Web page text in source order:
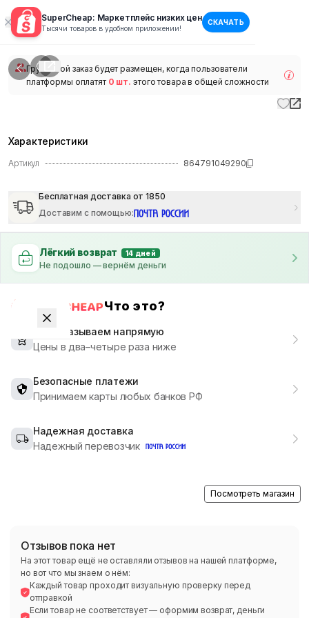
SuperCheap: Маркетплейс низких цен
Тысячи товаров в удобном приложении!
СКАЧАТЬ
1/
Групповой заказ будет размещен, когда пользователи
платформы оплатят 0 шт. этого товара в общей сложности
Характеристики
Артикул 864791049290
Бесплатная доставка от 1850
Доставим с помощью:
Лёгкий возврат 14 дней
Не подошло — вернём деньги
Что это?
Мы заказываем напрямую
Цены в два–четыре раза ниже
Безопасные платежи
Принимаем карты любых банков РФ
Надежная доставка
Надежный перевозчик
Посмотреть магазин
Отзывов пока нет
На этот товар ещё не оставляли отзывов на нашей платформе,
но вот что мы знаем о нём:
Каждый товар проходит визуальную проверку перед
отправкой
Если товар не соответствует — оформим возврат, деньги